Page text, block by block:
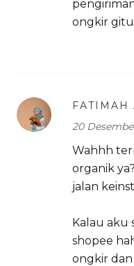
ongkir gitu
FATIMAH
20
Wahhh
organik
jalan
Kalau aku
shopee
ongkir dan